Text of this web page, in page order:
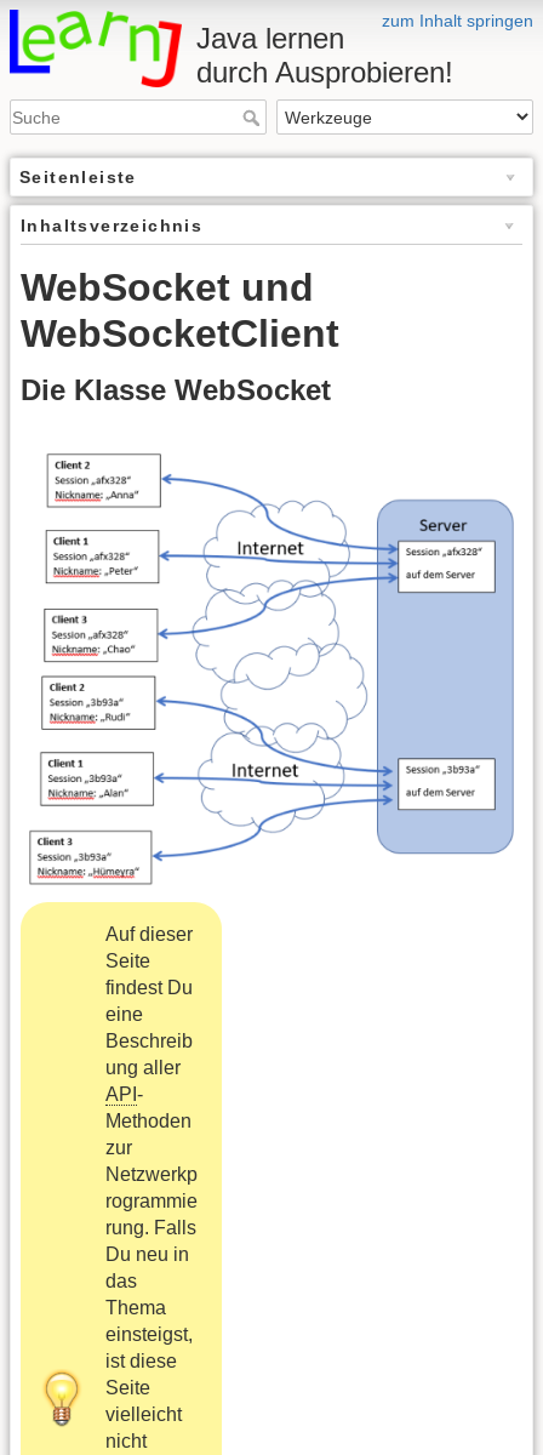
zum Inhalt springen
Java lernen
durch Ausprobieren!
Seitenleiste
Inhaltsverzeichnis
WebSocket und
WebSocketClient
Die Klasse WebSocket
Auf dieser
Seite
findest Du
eine
Beschreib
ung aller
API -
Methoden
zur
Netzwerkp
rogrammie
rung. Falls
Du neu in
das
Thema
einsteigst,
ist diese
Seite
vielleicht
nicht